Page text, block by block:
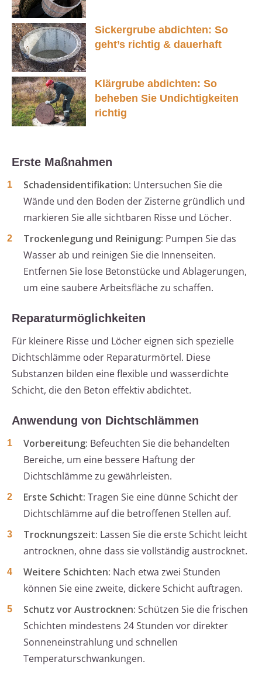
Sickergrube abdichten: So
geht’s richtig & dauerhaft
Klärgrube abdichten: So
beheben Sie Undichtigkeiten
richtig
Erste Maßnahmen
Schadensidentifikation: Untersuchen Sie die
Wände und den Boden der Zisterne gründlich und
markieren Sie alle sichtbaren Risse und Löcher.
Trockenlegung und Reinigung: Pumpen Sie das
Wasser ab und reinigen Sie die Innenseiten.
Entfernen Sie lose Betonstücke und Ablagerungen,
um eine saubere Arbeitsfläche zu schaffen.
Reparaturmöglichkeiten
Für kleinere Risse und Löcher eignen sich spezielle
Dichtschlämme oder Reparaturmörtel. Diese
Substanzen bilden eine flexible und wasserdichte
Schicht, die den Beton effektiv abdichtet.
Anwendung von Dichtschlämmen
Vorbereitung: Befeuchten Sie die behandelten
Bereiche, um eine bessere Haftung der
Dichtschlämme zu gewährleisten.
Erste Schicht: Tragen Sie eine dünne Schicht der
Dichtschlämme auf die betroffenen Stellen auf.
Trocknungszeit: Lassen Sie die erste Schicht leicht
antrocknen, ohne dass sie vollständig austrocknet.
Weitere Schichten: Nach etwa zwei Stunden
können Sie eine zweite, dickere Schicht auftragen.
Schutz vor Austrocknen: Schützen Sie die frischen
Schichten mindestens 24 Stunden vor direkter
Sonneneinstrahlung und schnellen
Temperaturschwankungen.